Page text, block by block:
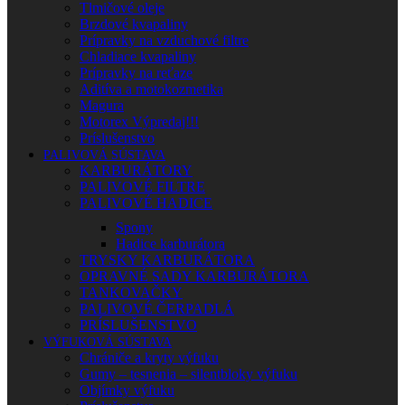
Tlmičové oleje
Brzdové kvapaliny
Prípravky na vzduchové filtre
Chladiace kvapaliny
Prípravky na reťaze
Aditíva a motokozmetika
Magura
Motorex Výpredaj!!!
Príslušenstvo
PALIVOVÁ SÚSTAVA
KARBURÁTORY
PALIVOVÉ FILTRE
PALIVOVÉ HADICE
Spony
Hadice karburátora
TRYSKY KARBURÁTORA
OPRAVNÉ SADY KARBURÁTORA
TANKOVAČKY
PALIVOVÉ ČERPADLÁ
PRÍSLUŠENSTVO
VÝFUKOVÁ SÚSTAVA
Chrániče a kryty výfuku
Gumy – tesnenia – silentbloky výfuku
Objímky výfuku